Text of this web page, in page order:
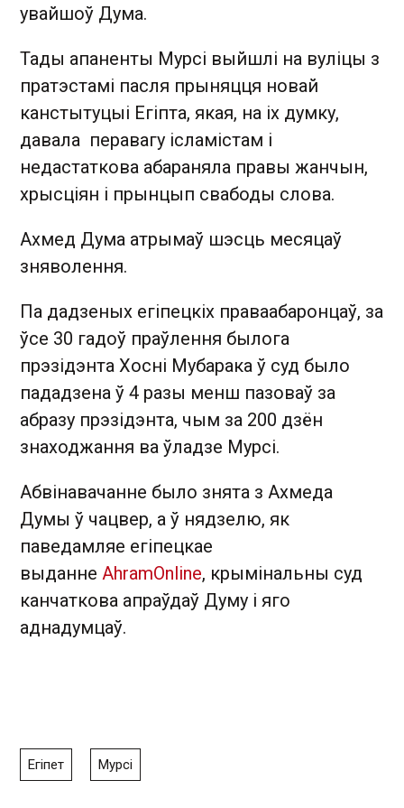
увайшоў Дума.
Тады апаненты Мурсі выйшлі на вуліцы з
пратэстамі пасля прыняцця новай
канстытуцыі Егіпта, якая, на іх думку,
давала перавагу ісламістам і
недастаткова абараняла правы жанчын,
хрысціян і прынцып свабоды слова.
Ахмед Дума атрымаў шэсць месяцаў
зняволення.
Па дадзеных егіпецкіх праваабаронцаў, за
ўсе 30 гадоў праўлення былога
прэзідэнта Хосні Мубарака ў суд было
пададзена ў 4 разы менш пазоваў за
абразу прэзідэнта, чым за 200 дзён
знаходжання ва ўладзе Мурсі.
Абвінавачанне было знята з Ахмеда
Думы ў чацвер, а ў нядзелю, як
паведамляе егіпецкае
выданне AhramOnline, крымінальны суд
канчаткова апраўдаў Думу і яго
аднадумцаў.
Егіпет Мурсі